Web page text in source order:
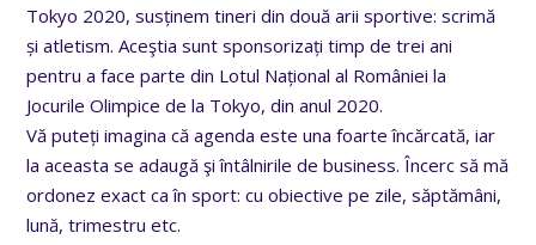
Tokyo 2020, susținem tineri din două arii sportive: scrimă
și atletism. Aceştia sunt sponsorizați timp de trei ani
pentru a face parte din Lotul Național al României la
Jocurile Olimpice de la Tokyo, din anul 2020.
Vă puteți imagina că agenda este una foarte încărcată, iar
la aceasta se adaugă şi întâlnirile de business. Încerc să mă
ordonez exact ca în sport: cu obiective pe zile, săptămâni,
lună, trimestru etc.